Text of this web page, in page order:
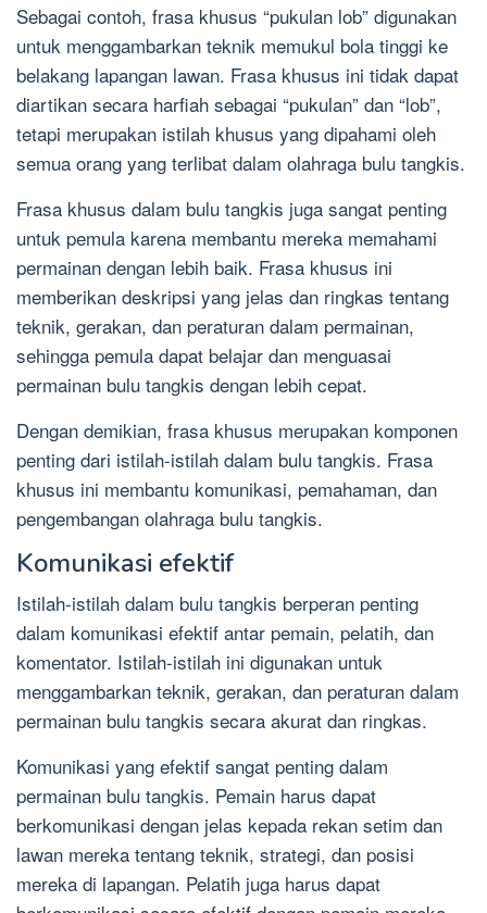
Sebagai contoh, frasa khusus “pukulan lob” digunakan
untuk menggambarkan teknik memukul bola tinggi ke
belakang lapangan lawan. Frasa khusus ini tidak dapat
diartikan secara harfiah sebagai “pukulan” dan “lob”,
tetapi merupakan istilah khusus yang dipahami oleh
semua orang yang terlibat dalam olahraga bulu tangkis.
Frasa khusus dalam bulu tangkis juga sangat penting
untuk pemula karena membantu mereka memahami
permainan dengan lebih baik. Frasa khusus ini
memberikan deskripsi yang jelas dan ringkas tentang
teknik, gerakan, dan peraturan dalam permainan,
sehingga pemula dapat belajar dan menguasai
permainan bulu tangkis dengan lebih cepat.
Dengan demikian, frasa khusus merupakan komponen
penting dari istilah-istilah dalam bulu tangkis. Frasa
khusus ini membantu komunikasi, pemahaman, dan
pengembangan olahraga bulu tangkis.
Komunikasi efektif
Istilah-istilah dalam bulu tangkis berperan penting
dalam komunikasi efektif antar pemain, pelatih, dan
komentator. Istilah-istilah ini digunakan untuk
menggambarkan teknik, gerakan, dan peraturan dalam
permainan bulu tangkis secara akurat dan ringkas.
Komunikasi yang efektif sangat penting dalam
permainan bulu tangkis. Pemain harus dapat
berkomunikasi dengan jelas kepada rekan setim dan
lawan mereka tentang teknik, strategi, dan posisi
mereka di lapangan. Pelatih juga harus dapat